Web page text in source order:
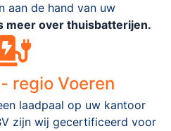
aan de hand van uw
meer over thuisbatterijen.
regio Voeren
laadpaal op uw kantoor
zijn wij gecertificeerd voor